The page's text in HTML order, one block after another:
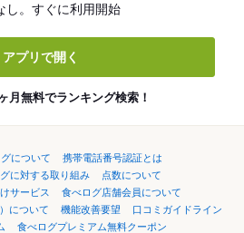
し。すぐに利用開始
アプリで開く
月無料でランキング検索！
について
携帯電話番号認証とは
に対する取り組み
点数について
サービス
食べログ店舗会員について
について
機能改善要望
口コミガイドライン
食べログプレミアム無料クーポン